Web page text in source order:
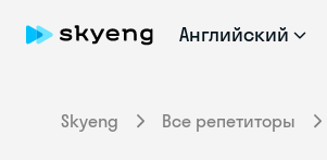
Английский
Skyeng Все репетиторы